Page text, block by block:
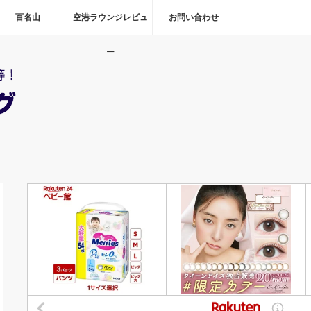
百名山 空港ラウンジレビュ
ー
お問い合わせ